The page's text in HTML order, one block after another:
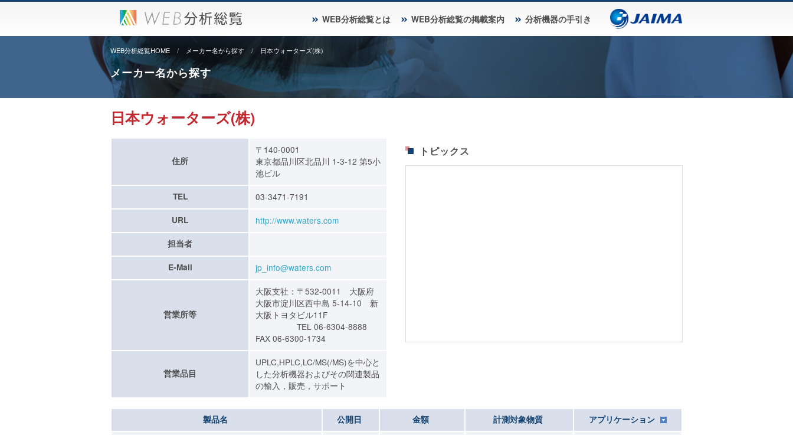
WEB分析総覧とは WEB分析総覧の掲載案内 分析機器の手引き
WEB分析総覧HOME メーカー名から探す 日本ウォーターズ(株)
メーカー名から探す
日本ウォーターズ(株)
住所
〒140-0001
東京都品川区北品川 1-3-12 第5小
池ビル
TEL 03-3471-7191
URL http://www.waters.com
担当者
E-Mail jp_info@waters.com
営業所等
大阪支社：〒532-0011 大阪府
大阪市淀川区西中島 5-14-10 新
大阪トヨタビル11F
TEL 06-6304-8888
FAX 06-6300-1734
営業品目
UPLC,HPLC,LC/MS(/MS)を中心と
した分析機器およびその関連製品
の輸入，販売，サポート
トピックス
製品名 公開日 金額 計測対象物質 アプリケーション